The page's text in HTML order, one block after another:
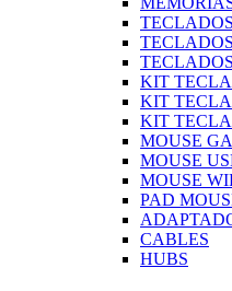
KIT
KIT
KIT
MOUSE
MOUSE
MOUSE
PAD
CABLES
HUBS